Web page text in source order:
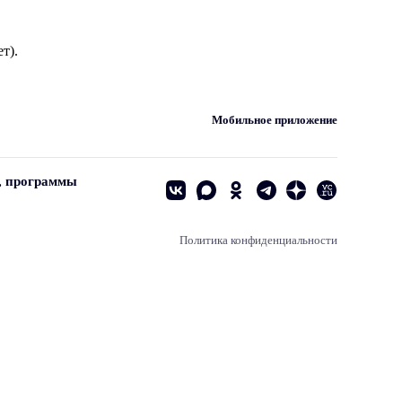
Мобильное приложение
программы
Политика конфиденциальности